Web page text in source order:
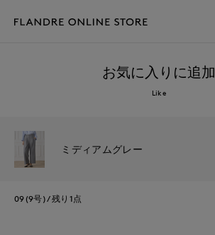
お気に入りに追加
Like
ミディアムグレー
09(9号) 残り1点